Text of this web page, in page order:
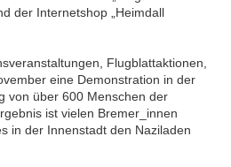
der Internetshop „Heimdall
Flugblattaktionen,
eine Demonstration in der
von über 600 Menschen der
ist vielen Bremer_innen
in der Innenstadt den Naziladen